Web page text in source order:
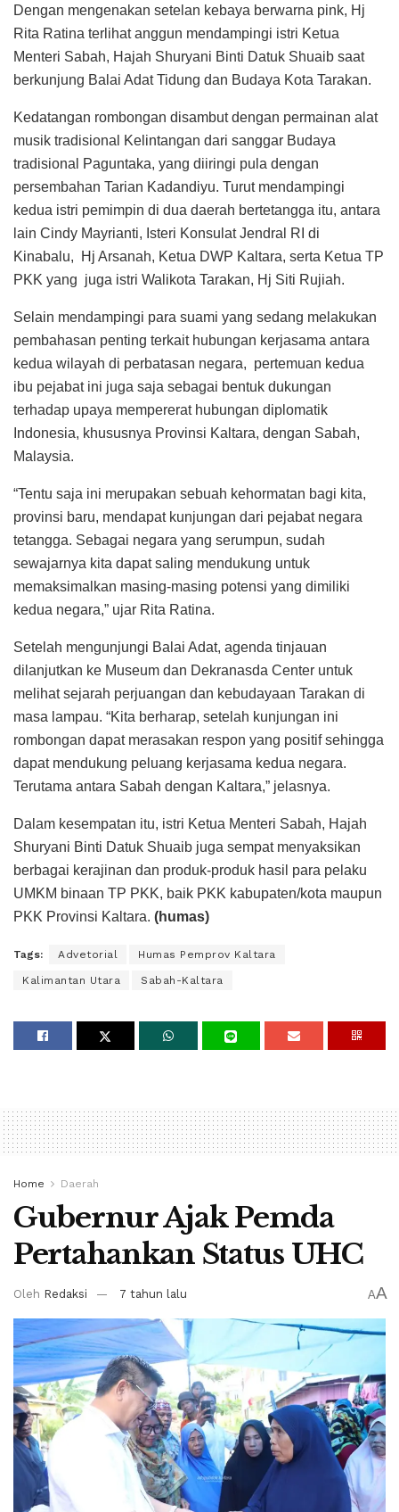
Dengan mengenakan setelan kebaya berwarna pink, Hj
Rita Ratina terlihat anggun mendampingi istri Ketua
Menteri Sabah, Hajah Shuryani Binti Datuk Shuaib saat
berkunjung Balai Adat Tidung dan Budaya Kota Tarakan.
Kedatangan rombongan disambut dengan permainan alat
musik tradisional Kelintangan dari sanggar Budaya
tradisional Paguntaka, yang diiringi pula dengan
persembahan Tarian Kadandiyu. Turut mendampingi
kedua istri pemimpin di dua daerah bertetangga itu, antara
lain Cindy Mayrianti, Isteri Konsulat Jendral RI di
Kinabalu, Hj Arsanah, Ketua DWP Kaltara, serta Ketua TP
PKK yang juga istri Walikota Tarakan, Hj Siti Rujiah.
Selain mendampingi para suami yang sedang melakukan
pembahasan penting terkait hubungan kerjasama antara
kedua wilayah di perbatasan negara, pertemuan kedua
ibu pejabat ini juga saja sebagai bentuk dukungan
terhadap upaya mempererat hubungan diplomatik
Indonesia, khususnya Provinsi Kaltara, dengan Sabah,
Malaysia.
“Tentu saja ini merupakan sebuah kehormatan bagi kita,
provinsi baru, mendapat kunjungan dari pejabat negara
tetangga. Sebagai negara yang serumpun, sudah
sewajarnya kita dapat saling mendukung untuk
memaksimalkan masing-masing potensi yang dimiliki
kedua negara,” ujar Rita Ratina.
Setelah mengunjungi Balai Adat, agenda tinjauan
dilanjutkan ke Museum dan Dekranasda Center untuk
melihat sejarah perjuangan dan kebudayaan Tarakan di
masa lampau. “Kita berharap, setelah kunjungan ini
rombongan dapat merasakan respon yang positif sehingga
dapat mendukung peluang kerjasama kedua negara.
Terutama antara Sabah dengan Kaltara,” jelasnya.
Dalam kesempatan itu, istri Ketua Menteri Sabah, Hajah
Shuryani Binti Datuk Shuaib juga sempat menyaksikan
berbagai kerajinan dan produk-produk hasil para pelaku
UMKM binaan TP PKK, baik PKK kabupaten/kota maupun
PKK Provinsi Kaltara. (humas)
Tags: Advetorial Humas Pemprov Kaltara
Kalimantan Utara Sabah-Kaltara
Home Daerah
Gubernur Ajak Pemda
Pertahankan Status UHC
Oleh Redaksi 7 tahun lalu AA